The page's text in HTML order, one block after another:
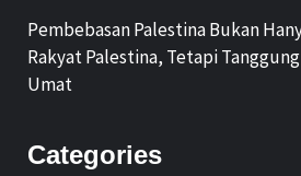
Pembebasan Palestina Bukan
Rakyat Palestina, Tetapi
Umat
Categories